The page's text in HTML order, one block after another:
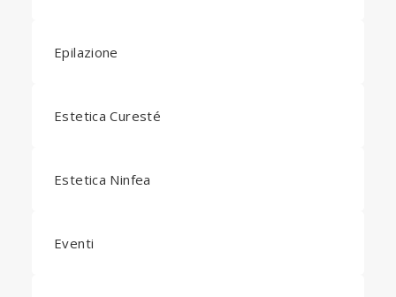
Epilazione
Estetica Curesté
Estetica Ninfea
Eventi